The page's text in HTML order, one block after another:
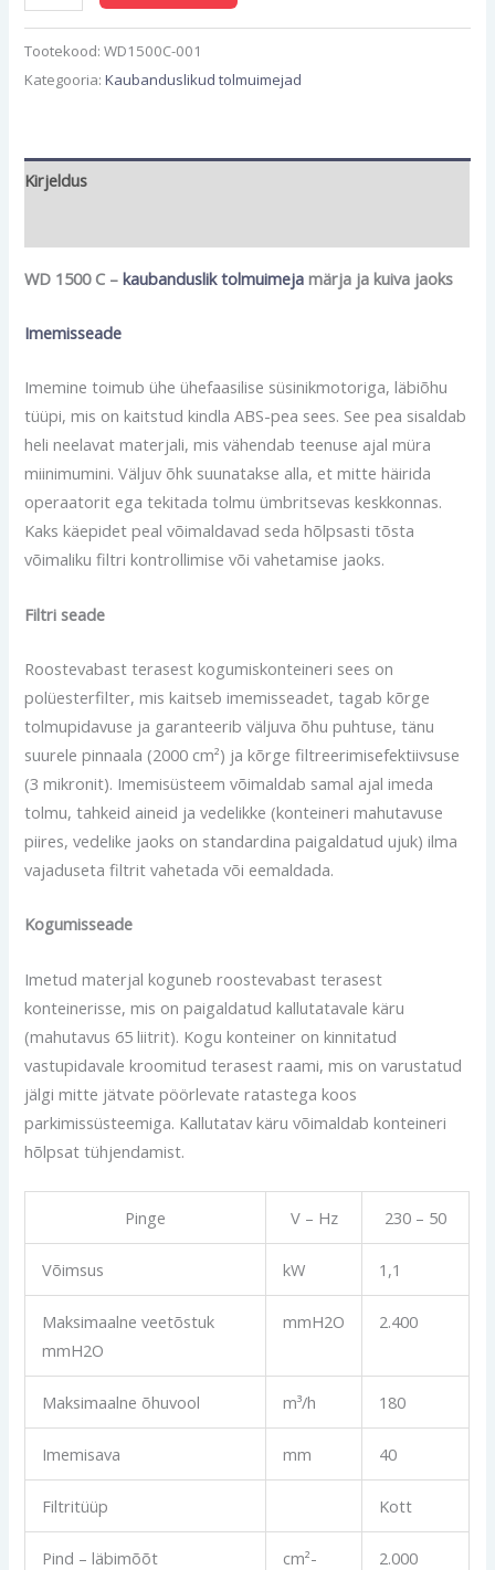
Tootekood:WD1500C-001
Kategooria:Kaubanduslikud tolmuimejad
Kirjeldus
WD 1500 C –kaubanduslik tolmuimeja märja ja kuiva jaoks
Imemisseade
Imemine toimub ühe ühefaasilise süsinikmotoriga, läbiõhu
tüüpi, mis on kaitstud kindla ABS-pea sees. See pea sisaldab
heli neelavat materjali, mis vähendab teenuse ajal müra
miinimumini. Väljuv õhk suunatakse alla, et mitte häirida
operaatorit ega tekitada tolmu ümbritsevas keskkonnas.
Kaks käepidet peal võimaldavad seda hõlpsasti tõsta
võimaliku filtri kontrollimise või vahetamise jaoks.
Filtri seade
Roostevabast terasest kogumiskonteineri sees on
polüesterfilter, mis kaitseb imemisseadet, tagab kõrge
tolmupidavuse ja garanteerib väljuva õhu puhtuse, tänu
suurele pinnaala (2000 cm²) ja kõrge filtreerimisefektiivsuse
(3 mikronit). Imemisüsteem võimaldab samal ajal imeda
tolmu, tahkeid aineid ja vedelikke (konteineri mahutavuse
piires, vedelike jaoks on standardina paigaldatud ujuk) ilma
vajaduseta filtrit vahetada või eemaldada.
Kogumisseade
Imetud materjal koguneb roostevabast terasest
konteinerisse, mis on paigaldatud kallutatavale käru
(mahutavus 65 liitrit). Kogu konteiner on kinnitatud
vastupidavale kroomitud terasest raami, mis on varustatud
jälgi mitte jätvate pöörlevate ratastega koos
parkimissüsteemiga. Kallutatav käru võimaldab konteineri
hõlpsat tühjendamist.
Pinge V – Hz 230 – 50
Võimsus kW 1,1
Maksimaalne veetõstuk
mmH2O
mmH2O 2.400
Maksimaalne õhuvool m³/h 180
Imemisava mm 40
Filtritüüp Kott
Pind – läbimõõt
cm²-
2.000